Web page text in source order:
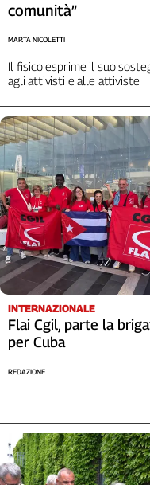
Contatti
La
redazione
Newsletter
Social
comunità”
Il fisico esprime il suo
agli attivisti e alle attiviste
MARTA NICOLETTI
INTERNAZIONALE
Flai Cgil, parte la
per Cuba
REDAZIONE